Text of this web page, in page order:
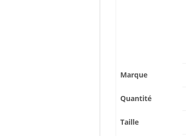
Marque
Quantité
Taille